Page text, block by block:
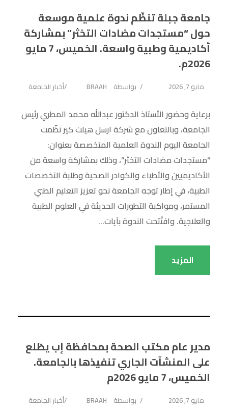
جامعة جبلة تنظّم ندوة علمية موسعة
حول “مستجدات مضادات التخثر” بمشاركة
أكاديمية وطبية واسعة. الخميس، 7 مايو
2026م.
مايو 7, 2026 بواسطة BRAAH أخبار الجامعة
برعاية وحضور الأستاذ الدكتور عبدالله محمد المطري رئيس
الجامعة، وبالتعاون مع شركة ارسل هيلث كير نظّمت
الجامعة اليوم الندوة العلمية المتخصصة بعنوان:
“مستجدات مضادات التخثر”، وذلك بمشاركة واسعة من
الأكاديميين والأطباء والكوادر الصحية وطلبة التخصصات
الطبية، في إطار توجه الجامعة نحو تعزيز التعليم الطبي
المستمر، ومواكبة التطورات الحديثة في العلوم الطبية
والعلاجية. وافتُتحت الندوة بآيات...
المزيد
مدير عام مكتب الصحة بمحافظة إب يطّلع
على المنشآت الجاري تنفيذها بالجامعة.
الخميس، 7 مايو 2026م
مايو 7, 2026 بواسطة BRAAH أخبار الجامعة